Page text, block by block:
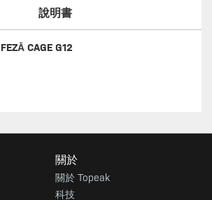
說明書
FEZĀ CAGE G12
關於
關於 Topeak
科技